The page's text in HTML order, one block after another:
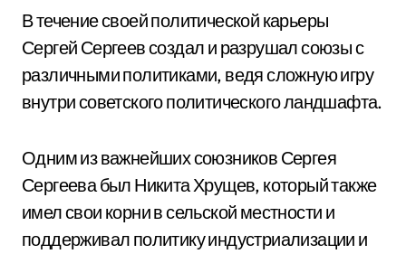
В течение своей политической карьеры
Сергей Сергеев создал и разрушал союзы с
различными политиками, ведя сложную игру
внутри советского политического ландшафта.
Одним из важнейших союзников Сергея
Сергеева был Никита Хрущев, который также
имел свои корни в сельской местности и
поддерживал политику индустриализации и